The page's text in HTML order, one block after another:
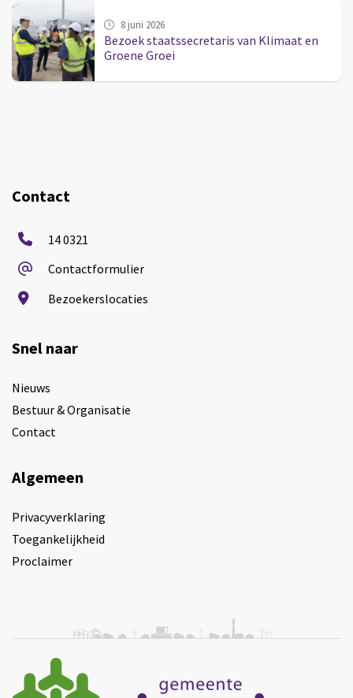
Bezoek staatssecretaris van Klimaat en
Groene Groei
8 juni 2026
Contact
14 0321
Contactformulier
Bezoekerslocaties
Snel naar
Nieuws
Bestuur & Organisatie
Contact
Algemeen
Privacyverklaring
Toegankelijkheid
Proclaimer